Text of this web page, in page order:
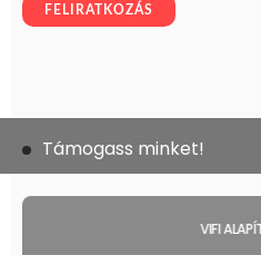
Támogass minket!
VIFI